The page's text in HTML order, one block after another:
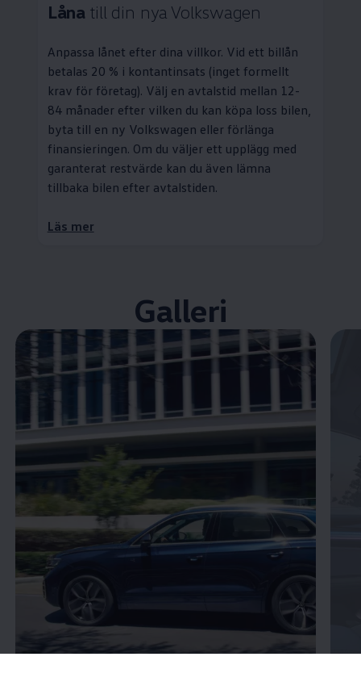
Låna till din nya Volkswagen
Anpassa lånet efter dina villkor. Vid ett billån
betalas 20 % i kontantinsats (inget formellt
krav för företag). Välj en avtalstid mellan 12-
84 månader efter vilken du kan köpa loss bilen,
byta till en ny Volkswagen eller förlänga
finansieringen. Om du väljer ett upplägg med
garanterat restvärde kan du även lämna
tillbaka bilen efter avtalstiden.
Läs mer
Galleri
Öppna helskärmsläge